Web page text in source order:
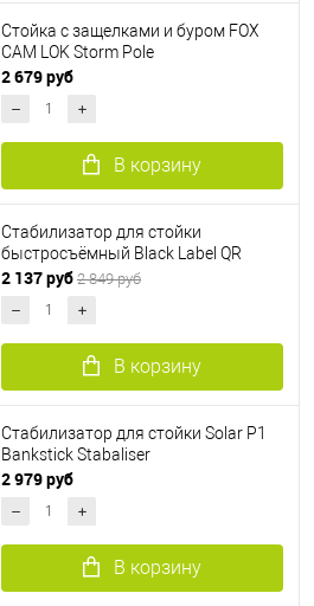
Стойка с защелками и буром FOX
CAM LOK Storm Pole
2 679 руб
В корзину
Стабилизатор для стойки
быстросъёмный Black Label QR
2 137 руб 2 849 руб
В корзину
Стабилизатор для стойки Solar P1
Bankstick Stabaliser
2 979 руб
В корзину